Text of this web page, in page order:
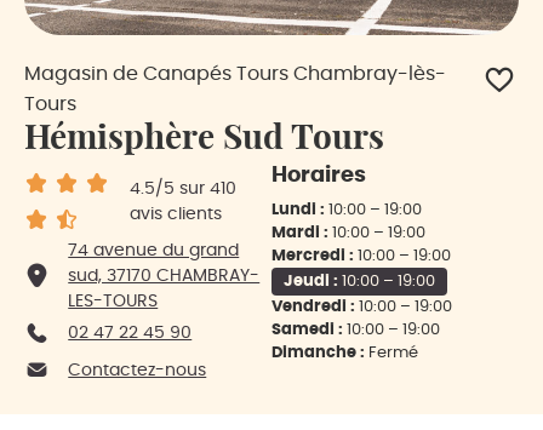
Magasin de Canapés Tours Chambray-lès-
Tours
Hémisphère Sud Tours
4.5/5 sur 410
avis clients
74 avenue du grand
sud, 37170 CHAMBRAY-
LES-TOURS
02 47 22 45 90
Contactez-nous
Horaires
Lundi : 10:00 – 19:00
Mardi : 10:00 – 19:00
Mercredi : 10:00 – 19:00
Jeudi : 10:00 – 19:00
Vendredi : 10:00 – 19:00
Samedi : 10:00 – 19:00
Dimanche : Fermé